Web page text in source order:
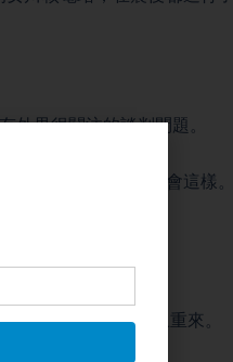
外界很關注的談判問題。
人，都知道為什麼會這樣。
經戰敗，不可能捲土重來。